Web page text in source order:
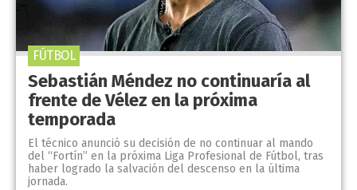
Sebastián Méndez no continuaría al
frente de Vélez en la próxima
temporada
El técnico anunció su decisión de no continuar al mando
del “Fortín” en la próxima Liga Profesional de Fútbol, tras
haber logrado la salvación del descenso en la última
jornada.
FÚTBOL